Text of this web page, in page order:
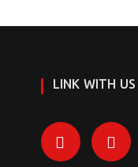
LINK WITH US